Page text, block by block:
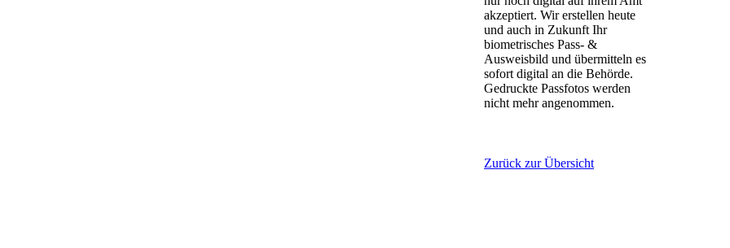
akzeptiert. Wir erstellen heute
und auch in Zukunft Ihr
biometrisches Pass- &
Ausweisbild und übermitteln es
sofort digital an die Behörde.
Gedruckte Passfotos werden
nicht mehr angenommen.
Zurück zur Übersicht